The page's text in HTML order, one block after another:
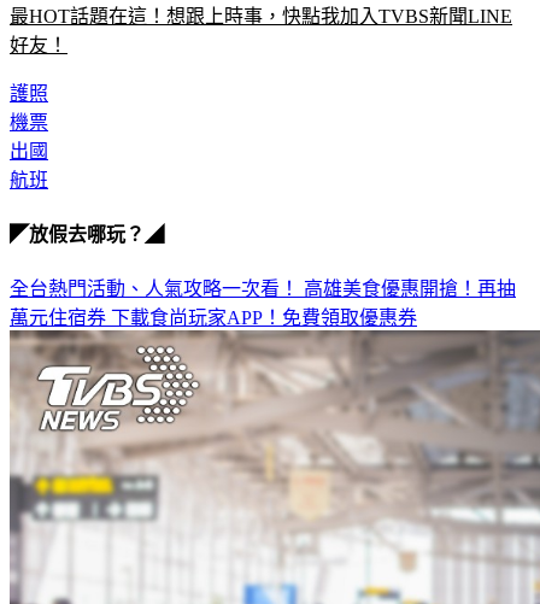
最HOT話題在這！想跟上時事，快點我加入TVBS新聞LINE
好友！
護照
機票
出國
航班
◤放假去哪玩？◢
全台熱門活動、人氣攻略一次看！ 高雄美食優惠開搶！再抽
萬元住宿券 下載食尚玩家APP！免費領取優惠券